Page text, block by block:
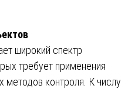
широкий спектр
требует применения
методов контроля. К числу